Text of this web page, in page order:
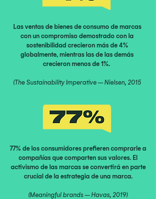
Las ventas de bienes de consumo de marcas
con un compromiso demostrado con la
sostenibilidad crecieron más de 4%
globalmente, mientras las de las demás
crecieron menos de 1%.
(The Sustainability Imperative – Nielsen, 2015
77% de los consumidores prefieren comprarle a
compañías que comparten sus valores. El
activismo de las marcas se convertirá en parte
crucial de la estrategia de una marca.
(Meaningful brands – Havas, 2019)